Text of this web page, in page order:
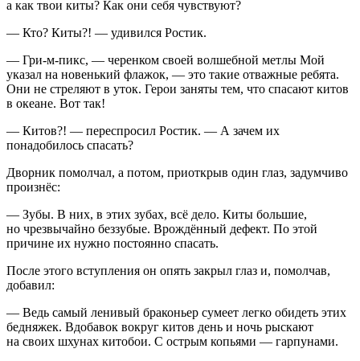
а как твои киты? Как они себя чувствуют?
— Кто? Киты?! — удивился Ростик.
— Гри-м-пикс, — черенком своей волшебной метлы Мой
указал на новенький флажок, — это такие отважные ребята.
Они не стреляют в уток. Герои заняты тем, что спасают китов
в океане. Вот так!
— Китов?! — переспросил Ростик. — А зачем их
понадобилось спасать?
Дворник помолчал, а потом, приоткрыв один глаз, задумчиво
произнёс:
— Зубы. В них, в этих зубах, всё дело. Киты большие,
но чрезвычайно беззубые. Врождённый дефект. По этой
причине их нужно постоянно спасать.
После этого вступления он опять закрыл глаз и, помолчав,
добавил:
— Ведь самый ленивый браконьер сумеет легко обидеть этих
бедняжек. Вдобавок вокруг китов день и ночь рыскают
на своих шхунах китобои. С острым копьями — гарпунами.